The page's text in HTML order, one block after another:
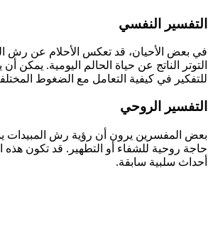
التفسير النفسي
في بعض الأحيان، قد تعكس الأحلام عن رش
التوتر الناتج عن حياة الحالم اليومية. يمكن
للتفكير في كيفية التعامل مع الضغوط
التفسير الروحي
بعض المفسرين يرون أن رؤية رش المبيدات
حاجة روحية للشفاء أو التطهير. قد تكون هذه
أحداث سلبية سابقة.